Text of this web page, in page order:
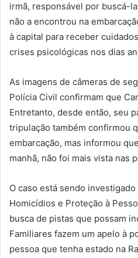
irmã, responsável por buscá-
não a encontrou na
à capital para receber
crises psicológicas nos dias
As imagens de câmeras de
Polícia Civil confirmam que
Entretanto, desde então, seu
tripulação também confirmou
embarcação, mas informou
manhã, não foi mais vista nas
O caso está sendo
Homicídios e Proteção à
busca de pistas que possam
Familiares fazem um apelo à
pessoa que tenha estado na